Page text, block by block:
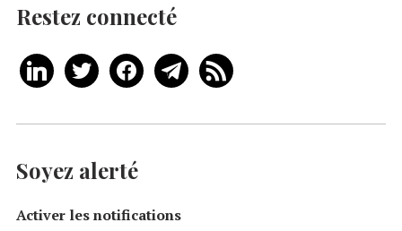
Restez connecté
Soyez alerté
Activer les notifications